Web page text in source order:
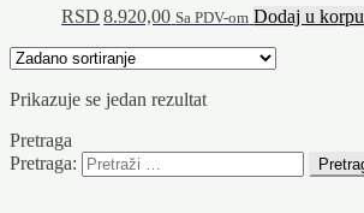
RSD 8.920,00 Sa PDV-om Dodaj u korpu
Prikazuje se jedan rezultat
Pretraga
Pretraga: